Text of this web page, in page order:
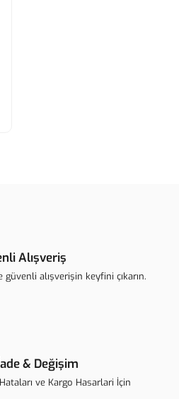
Alışveriş
alışverişin keyfini çıkarın.
& Değişim
ve Kargo Hasarlari İçin